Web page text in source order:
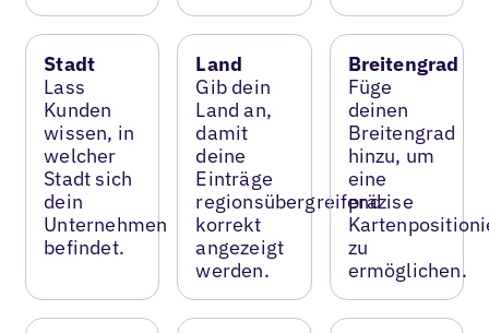
Stadt
Lass
Kunden
wissen, in
welcher
Stadt sich
dein
Unternehmen
befindet.
Land
Gib dein
Land an,
damit
deine
Einträge
regionsübergreifend
korrekt
angezeigt
werden.
Breitengrad
Füge
deinen
Breitengrad
hinzu, um
eine
präzise
zu
ermöglichen.